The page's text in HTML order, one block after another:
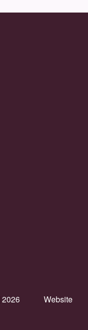
2026
Website